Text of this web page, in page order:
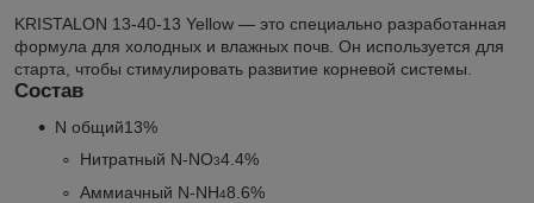
KRISTALON 13-40-13 Yellow ― это специально разработанная
формула для холодных и влажных почв. Он используется для
старта, чтобы стимулировать развитие корневой системы.
Состав
N общий13%
Нитратный N-NO34.4%
Аммиачный N-NH48.6%